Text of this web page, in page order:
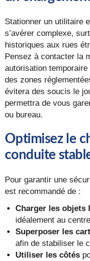
Stationner un utilitaire
s’avérer complexe,
historiques aux rues
Pensez à contacter la
autorisation
des zones
évitera des soucis le
permettra de vous
ou bureau.
Optimisez le
conduite
Pour garantir une
est recommandé de :
Charger les objets
idéalement au
Superposer les
afin de stabiliser le
Utiliser les côtés